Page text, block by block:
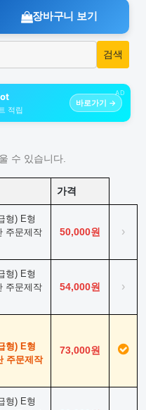
장바구니 보기
AD
적립
바로가기 →
수 있습니다.
가격
형) E형
주문제작
50,000원 ›
형) E형
주문제작
54,000원 ›
형) E형
주문제작
73,000원
형) E형